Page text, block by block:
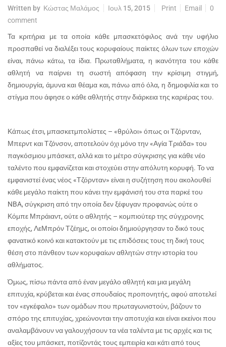
Written by Κώστας Μαλάμος Ιουλ 15, 2015 Print Email
0
comment
Τα κριτήρια με τα οποία κάθε μπασκετόφιλος ανά την υφήλιο
προσπαθεί να διαλέξει τους κορυφαίους παίκτες όλων των εποχών
είναι, πάνω κάτω, τα ίδια. Πρωταθλήματα, η ικανότητα του κάθε
αθλητή να παίρνει τη σωστή απόφαση την κρίσιμη στιγμή,
δημιουργία, άμυνα και θέαμα και, πάνω από όλα, η δημοφιλία και το
στίγμα που άφησε ο κάθε αθλητής στην διάρκεια της καριέρας του.
Κάπως έτσι, μπασκετμπολίστες – «θρύλοι» όπως οι Τζόρνταν,
Μπερντ και Τζόνσον, αποτελούν όχι μόνο την «Αγία Τριάδα» του
παγκόσμιου μπάσκετ, αλλά και το μέτρο σύγκρισης για κάθε νέο
ταλέντο που εμφανίζεται και στοχεύει στην απόλυτη κορυφή. Το να
εμφανιστεί ένας νέος «Τζόρνταν» είναι η συζήτηση που ακολουθεί
κάθε μεγάλο παίκτη που κάνει την εμφάνισή του στα παρκέ του
NBA, σύγκριση από την οποία δεν ξέφυγαν προφανώς ούτε ο
Κόμπε Μπράιαντ, ούτε ο αθλητής – κομπιούτερ της σύγχρονης
εποχής, ΛεΜπρόν Τζέημς, οι οποίοι δημιούργησαν το δικό τους
φανατικό κοινό και κατακτούν με τις επιδόσεις τους τη δική τους
θέση στο πάνθεον των κορυφαίων αθλητών στην ιστορία του
αθλήματος.
Όμως, πίσω πάντα από έναν μεγάλο αθλητή και μια μεγάλη
επιτυχία, κρύβεται και ένας σπουδαίος προπονητής, αφού αποτελεί
τον «εγκέφαλο» των ομάδων που πρωταγωνιστούν, βάζουν το
σπόρο της επιτυχίας, χρεώνονται την αποτυχία και είναι εκείνοι που
αναλαμβάνουν να γαλουχήσουν τα νέα ταλέντα με τις αρχές και τις
αξίες του μπάσκετ, ποτίζοντάς τους εμπειρία και κάτι από τους